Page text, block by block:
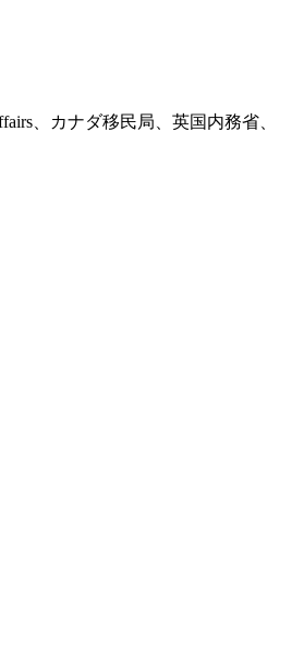
、カナダ移民局、英国内務省、